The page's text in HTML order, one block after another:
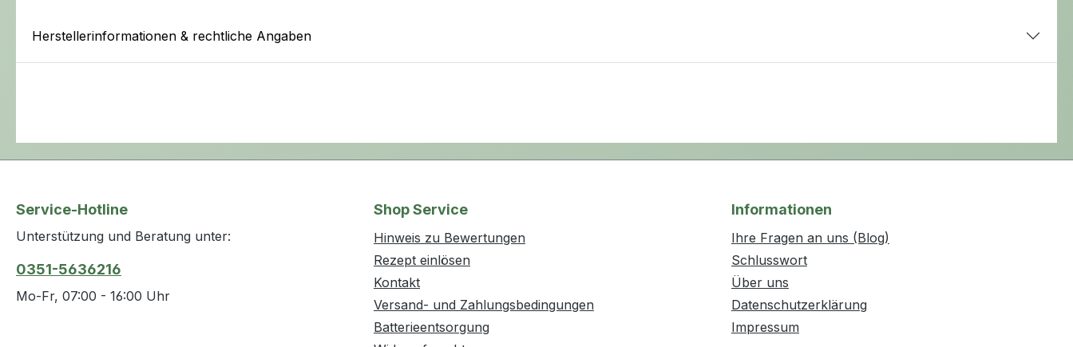
Herstellerinformationen & rechtliche Angaben
Service-Hotline
Unterstützung und Beratung unter:
0351-5636216
Mo-Fr, 07:00 - 16:00 Uhr
Shop Service
Hinweis zu Bewertungen
Rezept einlösen
Kontakt
Versand- und Zahlungsbedingungen
Batterieentsorgung
Informationen
Ihre Fragen an uns (Blog)
Schlusswort
Über uns
Datenschutzerklärung
Impressum